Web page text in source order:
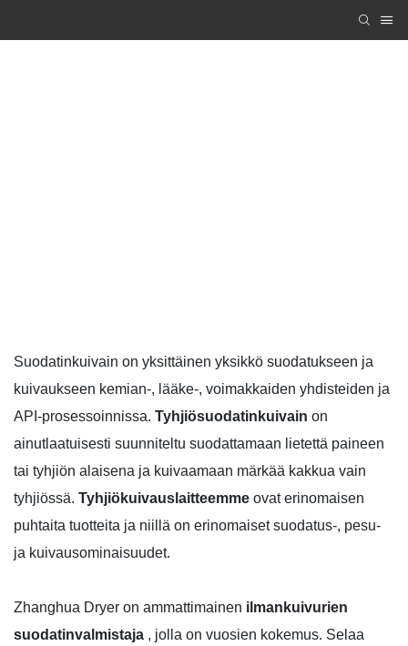
Suodatinkuivain on yksittäinen yksikkö suodatukseen ja
kuivaukseen kemian-, lääke-, voimakkaiden yhdisteiden ja
API-prosessoinnissa. Tyhjiösuodatinkuivain on
ainutlaatuisesti suunniteltu suodattamaan lietettä paineen
tai tyhjiön alaisena ja kuivaamaan märkää kakkua vain
tyhjiössä. Tyhjiökuivauslaitteemme ovat erinomaisen
puhtaita tuotteita ja niillä on erinomaiset suodatus-, pesu-
ja kuivausominaisuudet.
Zhanghua Dryer on ammattimainen ilmankuivurien
suodatinvalmistaja , jolla on vuosien kokemus. Selaa